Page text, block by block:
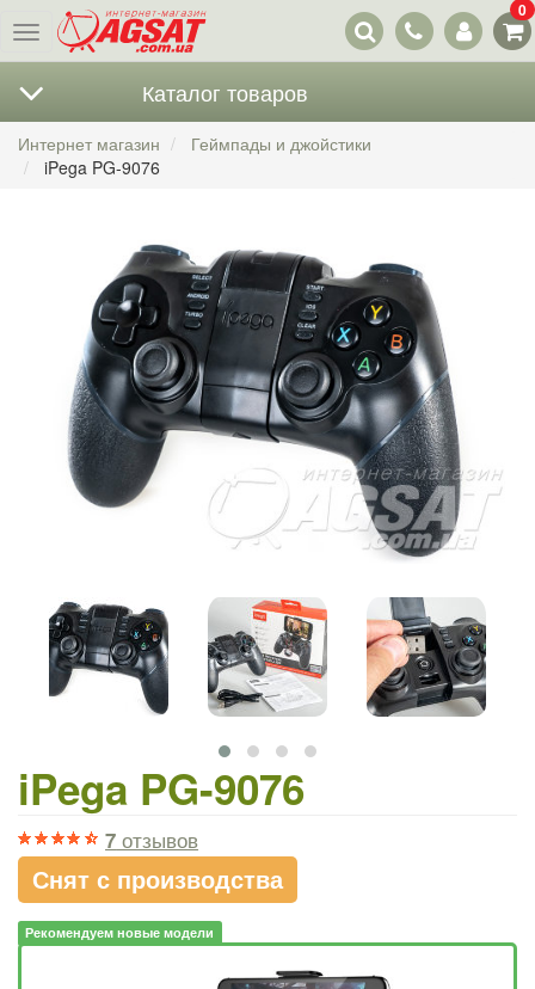
Меню
Наши
контакты
0
Каталог товаров
Интернет магазин
Геймпады и джойстики
iPega PG-9076
iPega PG-9076
7 отзывов
Снят с производства
Рекомендуем новые модели